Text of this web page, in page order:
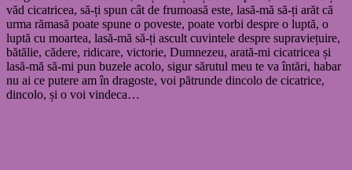
văd cicatricea, să-ți spun cât de frumoasă este, lasă-mă să-ți arăt că
urma rămasă poate spune o poveste, poate vorbi despre o luptă, o
luptă cu moartea, lasă-mă să-ți ascult cuvintele despre supraviețuire,
bătălie, cădere, ridicare, victorie, Dumnezeu, arată-mi cicatricea și
lasă-mă să-mi pun buzele acolo, sigur sărutul meu te va întări, habar
nu ai ce putere am în dragoste, voi pătrunde dincolo de cicatrice,
dincolo, și o voi vindeca…